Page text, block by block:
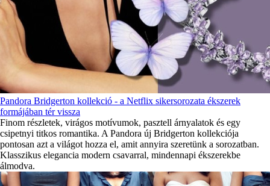
Pandora Bridgerton kollekció - a Netflix sikersorozata ékszerek
formájában tér vissza
Finom részletek, virágos motívumok, pasztell árnyalatok és egy
csipetnyi titkos romantika. A Pandora új Bridgerton kollekciója
pontosan azt a világot hozza el, amit annyira szeretünk a sorozatban.
Klasszikus elegancia modern csavarral, mindennapi ékszerekbe
álmodva.